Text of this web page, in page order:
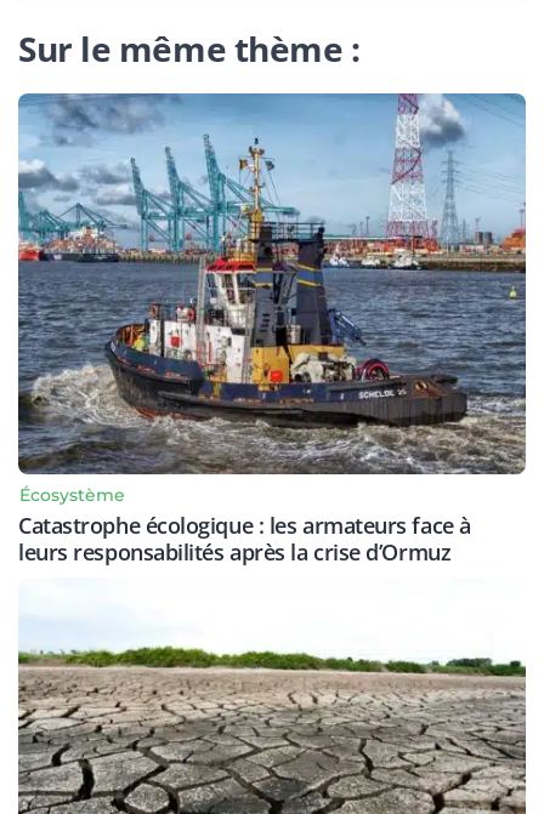
Sur le même thème :
Écosystème
Catastrophe écologique : les armateurs face à
leurs responsabilités après la crise d’Ormuz